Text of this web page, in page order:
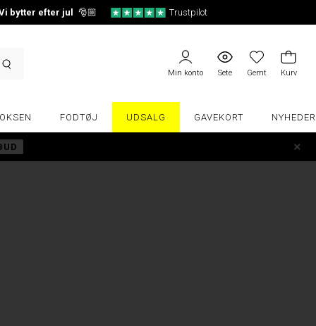
bytter efter jul 🎅🏼 Trustpilot
Min konto Sete Gemt Kurv
FODTØJ UDSALG GAVEKORT NYHEDER